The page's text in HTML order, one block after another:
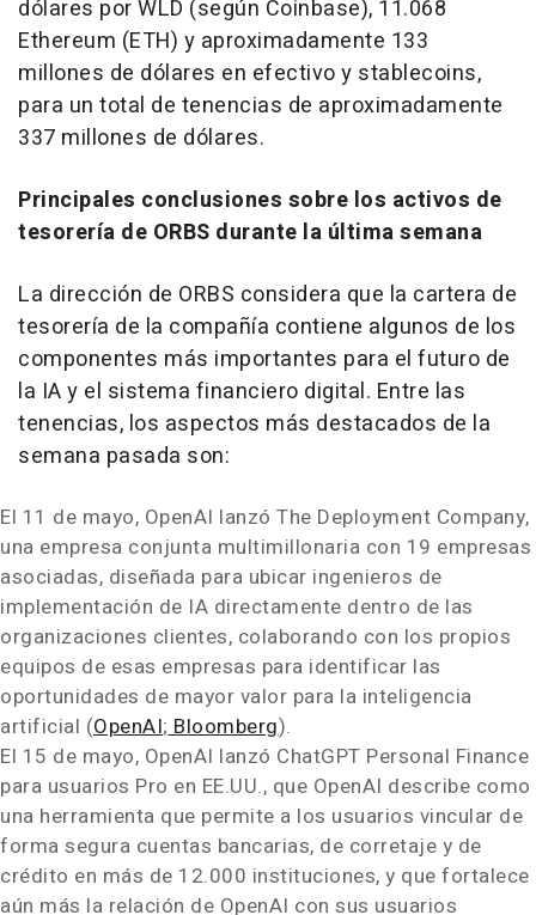
dólares por WLD (según Coinbase), 11.068
Ethereum (ETH) y aproximadamente 133
millones de dólares en efectivo y stablecoins,
para un total de tenencias de aproximadamente
337 millones de dólares.
Principales conclusiones sobre los activos de
tesorería de ORBS durante la última semana
La dirección de ORBS considera que la cartera de
tesorería de la compañía contiene algunos de los
componentes más importantes para el futuro de
la IA y el sistema financiero digital. Entre las
tenencias, los aspectos más destacados de la
semana pasada son:
El 11 de mayo, OpenAI lanzó The Deployment Company,
una empresa conjunta multimillonaria con 19 empresas
asociadas, diseñada para ubicar ingenieros de
implementación de IA directamente dentro de las
organizaciones clientes, colaborando con los propios
equipos de esas empresas para identificar las
oportunidades de mayor valor para la inteligencia
artificial (OpenAI;Bloomberg).
El 15 de mayo, OpenAI lanzó ChatGPT Personal Finance
para usuarios Pro en EE.UU., que OpenAI describe como
una herramienta que permite a los usuarios vincular de
forma segura cuentas bancarias, de corretaje y de
crédito en más de 12.000 instituciones, y que fortalece
aún más la relación de OpenAI con sus usuarios